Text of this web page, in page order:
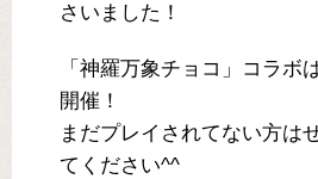
さいました！
「神羅万象チョコ」コラボ
開催！
まだプレイされてない方は
てください^^